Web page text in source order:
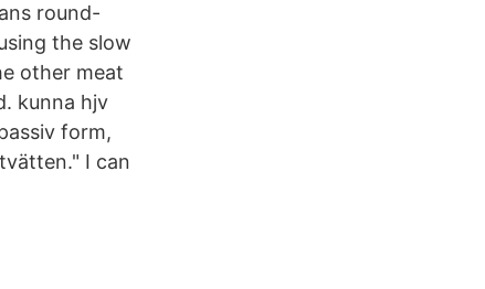
round-
the slow
other meat
kunna hjv
form,
I can